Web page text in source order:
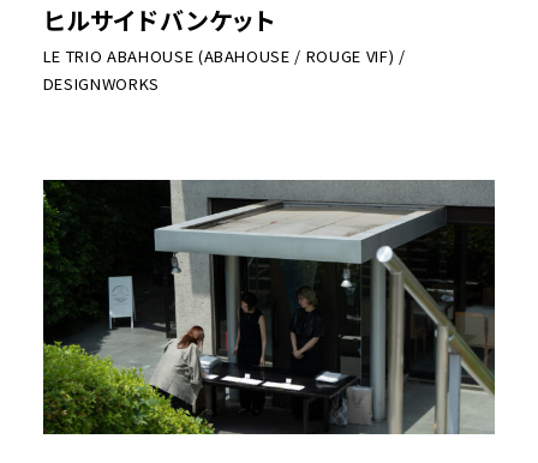
ヒルサイドバンケット
LE TRIO ABAHOUSE (ABAHOUSE / ROUGE VIF) /
DESIGNWORKS